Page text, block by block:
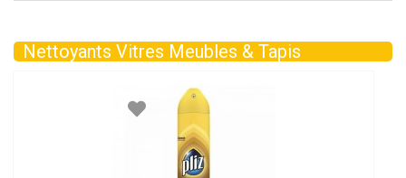
Nettoyants Vitres Meubles & Tapis